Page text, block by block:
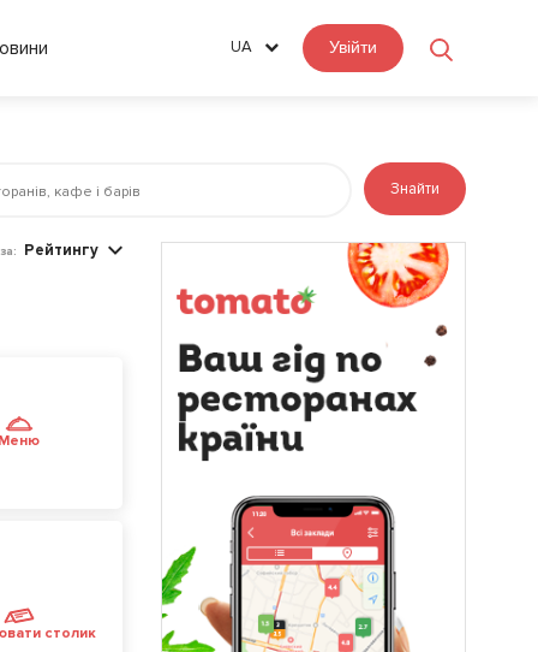
UA Увійти
Знайти
Рейтингу
столик